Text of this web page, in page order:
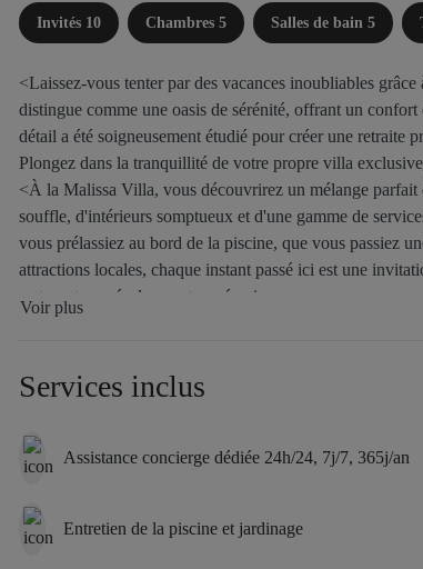
Invités 10 Chambres 5 Salles de bain 5
<Laissez-vous tenter par des vacances inoubliables
distingue comme une oasis de sérénité, offrant un
détail a été soigneusement étudié pour créer une retraite
Plongez dans la tranquillité de votre propre villa
<À la Malissa Villa, vous découvrirez un mélange parfait
souffle, d'intérieurs somptueux et d'une gamme de
vous prélassiez au bord de la piscine, que vous passiez
attractions locales, chaque instant passé ici est une
resteront gravés dans votre mémoire.
Voir plus
Services inclus
Assistance concierge dédiée 24h/24, 7j/7, 365j/an
Entretien de la piscine et jardinage